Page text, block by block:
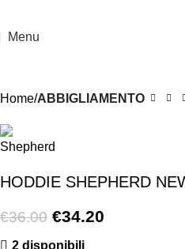
Menu
Home ABBIGLIAMENTO
HODDIE SHEPHERD
€36.00 €34.20
2 disponibili